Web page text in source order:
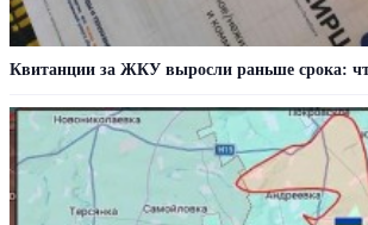
Квитанции за ЖКУ выросли раньше срока: